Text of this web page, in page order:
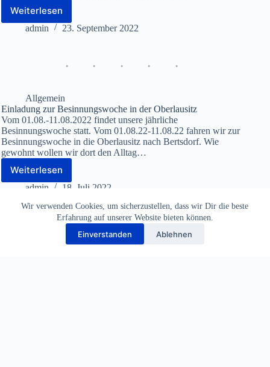
Wir verwenden Cookies, um sicherzustellen, dass wir Dir die beste
Erfahrung auf unserer Website bieten können.
Einverstanden Ablehnen
Weiterlesen
Blau
Kreuz
admin 23. September 2022
Allgemein
Einladung zur Besinnungswoche in der Oberlausitz
Vom 01.08.-11.08.2022 findet unsere jährliche
Besinnungswoche statt. Vom 01.08.22-11.08.22 fahren wir zur
Besinnungswoche in die Oberlausitz nach Bertsdorf. Wie
gewohnt wollen wir dort den Alltag…
Weiterlesen
Einladung
zur
in
Oberlausitz
admin 18. Juli 2022